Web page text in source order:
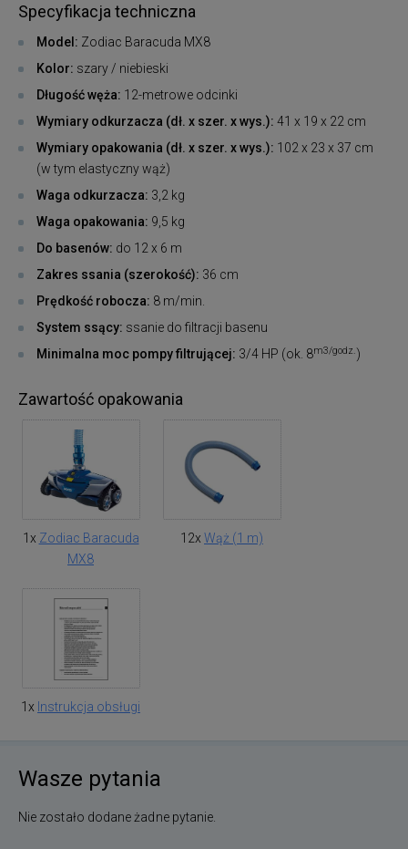
Specyfikacja techniczna
Model: Zodiac Baracuda MX8
Kolor: szary / niebieski
Długość węża: 12-metrowe odcinki
Wymiary odkurzacza (dł. x szer. x wys.): 41 x 19 x 22 cm
Wymiary opakowania (dł. x szer. x wys.): 102 x 23 x 37 cm
(w tym elastyczny wąż)
Waga odkurzacza: 3,2 kg
Waga opakowania: 9,5 kg
Do basenów: do 12 x 6 m
Zakres ssania (szerokość): 36 cm
Prędkość robocza: 8 m/min.
System ssący: ssanie do filtracji basenu
Minimalna moc pompy filtrującej: 3/4 HP (ok. 8m3/godz.)
Zawartość opakowania
1x Zodiac Baracuda
MX8
12x Wąż (1 m)
1x Instrukcja obsługi
Wasze pytania
Nie zostało dodane żadne pytanie.